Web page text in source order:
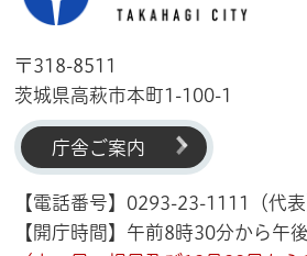
〒318-8511
茨城県高萩市本町1-100-1
庁舎ご案内
【電話番号】0293-23-1111（代表
【開庁時間】午前8時30分から午